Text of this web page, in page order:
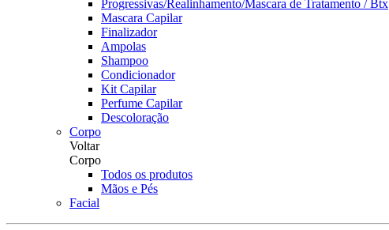
Progressivas/Realinhamento/Mascara de Tratamento / Btx
Mascara Capilar
Finalizador
Ampolas
Shampoo
Condicionador
Kit Capilar
Perfume Capilar
Descoloração
Corpo
Voltar
Corpo
Todos os produtos
Mãos e Pés
Facial